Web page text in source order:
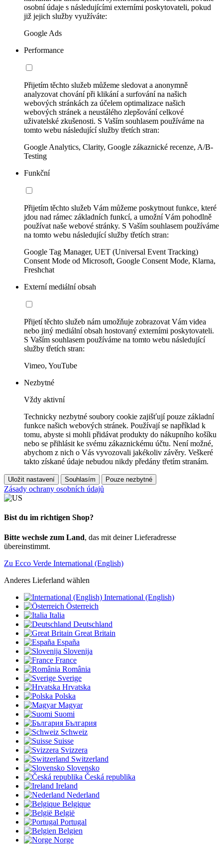
osobní údaje s následujícími externími poskytovateli, pokud
již jejich služby využíváte:
Google Ads
Performance
Přijetím těchto služeb můžeme sledovat a anonymně
analyzovat chování při klikání a surfování na našich
webových stránkách za účelem optimalizace našich
webových stránek a neustálého zlepšování celkové
uživatelské zkušenosti. S Vaším souhlasem používáme na
tomto webu následující služby třetích stran:
Google Analytics, Clarity, Google zákaznické recenze, A/B-
Testing
Funkční
Přijetím těchto služeb Vám můžeme poskytnout funkce, které
jdou nad rámec základních funkcí, a umožní Vám pohodlně
používat naše webové stránky. S Vaším souhlasem používáme
na tomto webu následující služby třetích stran:
Google Tag Manager, UET (Universal Event Tracking)
Consent Mode od Microsoft, Google Consent Mode, Klarna,
Freshchat
Externí mediální obsah
Přijetí těchto služeb nám umožňuje zobrazovat Vám videa
nebo jiný mediální obsah hostovaný externími poskytovateli.
S Vaším souhlasem používáme na tomto webu následující
služby třetích stran:
Vimeo, YouTube
Nezbytné
Vždy aktivní
Technicky nezbytné soubory cookie zajišťují pouze základní
funkce našich webových stránek. Používají se například k
tomu, abyste si mohli přidávat produkty do nákupního košíku
nebo se přihlásit ke svému zákaznickému účtu. Není možné,
abychom z nich o Vás vyvozovali jakékoliv závěry. Veškeré
takto získané údaje nebudou nikdy předány třetím stranám.
Uložit nastavení Souhlasím Pouze nezbytné
Zásady ochrany osobních údajů
Bist du im richtigen Shop?
Bitte wechsle zum Land, das mit deiner Lieferadresse
übereinstimmt.
Zu Ecco Verde International (English)
Anderes Lieferland wählen
International (English)
Österreich
Italia
Deutschland
Great Britain
España
Slovenija
France
România
Sverige
Hrvatska
Polska
Magyar
Suomi
България
Schweiz
Suisse
Svizzera
Switzerland
Slovensko
Česká republika
Ireland
Nederland
Belgique
België
Portugal
Belgien
Norge